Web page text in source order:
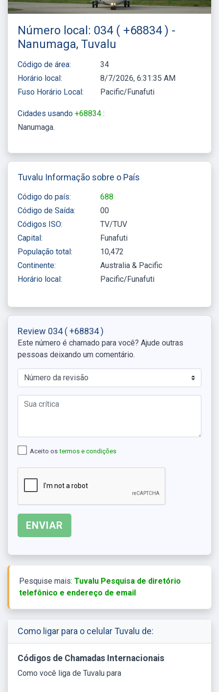
Número local: 034 ( +68834 ) -
Nanumaga, Tuvalu
Código de área:
34
Horário local:
8/7/2026, 6:31:35 AM
Fuso Horário Local:
Pacific/Funafuti
Cidades usando +68834 :
Nanumaga
Tuvalu Informação sobre o País
Código do país:
688
Código de Saída:
00
Códigos ISO:
TV/TUV
Capital:
Funafuti
População total:
10,472
Continente:
Australia & Pacific
Horário local:
Pacific/Funafuti
Review 034( +68834 )
Este número é chamado para você? Ajude outras
pessoas deixando um comentário.
Aceito os termos e condições
Pesquise mais: Tuvalu Pesquisa de diretório
telefônico e endereço de email
Como ligar para o celular Tuvalu de:
Códigos de Chamadas Internacionais
Como você liga de Tuvalu para